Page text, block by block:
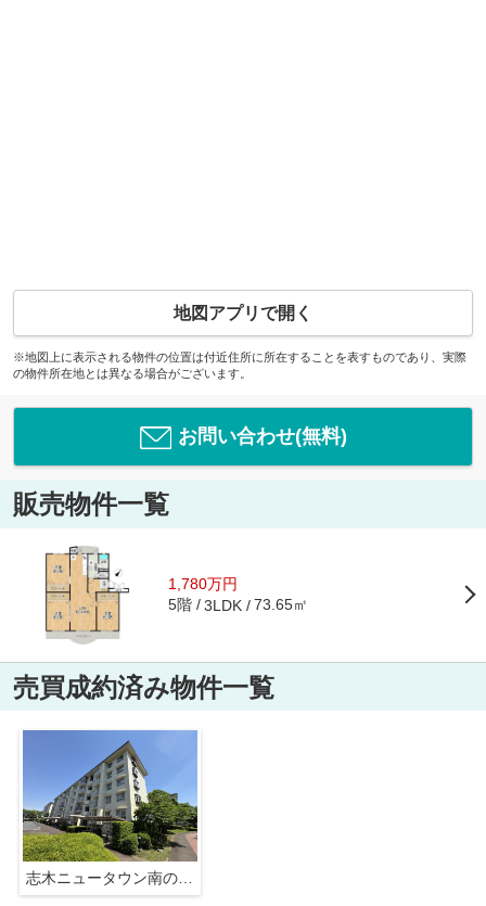
地図アプリで開く
※地図上に表示される物件の位置は付近住所に所在することを表すものであり、実際
の物件所在地とは異なる場合がございます。
お問い合わせ(無料)
販売物件一覧
1,780万円
5階 3LDK 73.65㎡
売買成約済み物件一覧
志木ニュータウン南の森壱番街8号棟